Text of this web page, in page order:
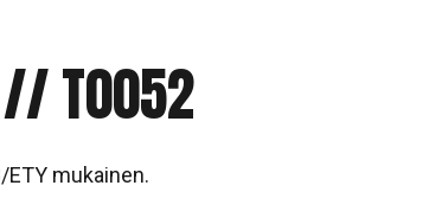
T0052
mukainen.